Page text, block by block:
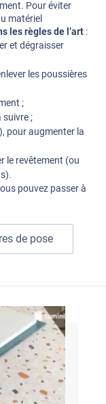
Pour éviter
matériel
les règles de l’art :
et dégraisser
les poussières
;
suivre ;
pour augmenter la
le revêtement (ou
pouvez passer à
de pose